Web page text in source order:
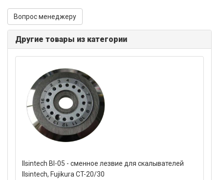
Вопрос менеджеру
Другие товары из категории
Ilsintech BI-05 - сменное лезвие для скалывателей
Ilsintech, Fujikura CT-20/30